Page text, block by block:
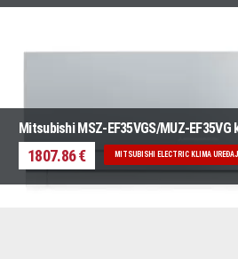
Mitsubishi MSZ-EF35VGS/MUZ-EF35VG
1807.86 € MITSUBISHI ELECTRIC KLIMA UREĐAJI